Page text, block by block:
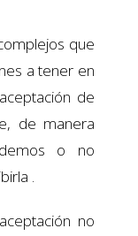
que
a tener en
de
de manera
o no
.
no